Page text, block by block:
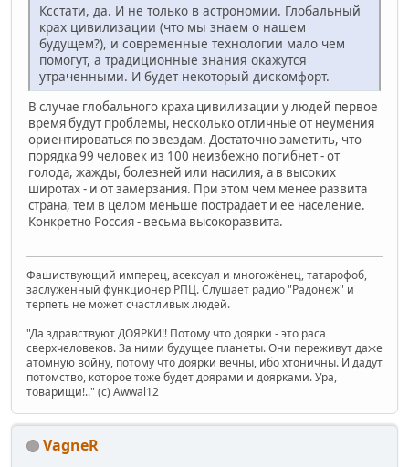
Ксстати, да. И не только в астрономии. Глобальный
крах цивилизации (что мы знаем о нашем
будущем?), и современные технологии мало чем
помогут, а традиционные знания окажутся
утраченными. И будет некоторый дискомфорт.
В случае глобального краха цивилизации у людей первое
время будут проблемы, несколько отличные от неумения
ориентироваться по звездам. Достаточно заметить, что
порядка 99 человек из 100 неизбежно погибнет - от
голода, жажды, болезней или насилия, а в высоких
широтах - и от замерзания. При этом чем менее развита
страна, тем в целом меньше пострадает и ее население.
Конкретно Россия - весьма высокоразвита.
Фашиствующий имперец, асексуал и многожёнец, татарофоб,
заслуженный функционер РПЦ. Слушает радио "Радонеж" и
терпеть не может счастливых людей.
"Да здравствуют ДОЯРКИ!! Потому что доярки - это раса
сверхчеловеков. За ними будущее планеты. Они переживут даже
атомную войну, потому что доярки вечны, ибо хтоничны. И дадут
потомство, которое тоже будет доярами и доярками. Ура,
товарищи!.." (c) Awwal12
VagneR